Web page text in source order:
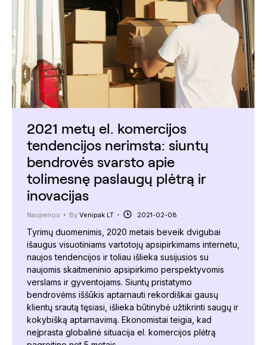
2021 metų el. komercijos
tendencijos nerimsta: siuntų
bendrovės svarsto apie
tolimesnę paslaugų plėtrą ir
inovacijas
Naujienos By Venipak LT 2021-02-08
Tyrimų duomenimis, 2020 metais beveik dvigubai
išaugus visuotiniams vartotojų apsipirkimams internetu,
naujos tendencijos ir toliau išlieka susijusios su
naujomis skaitmeninio apsipirkimo perspektyvomis
verslams ir gyventojams. Siuntų pristatymo
bendrovėms iššūkis aptarnauti rekordiškai gausų
klientų srautą tęsiasi, išlieka būtinybė užtikrinti saugų ir
kokybišką aptarnavimą. Ekonomistai teigia, kad
neįprasta globalinė situacija el. komercijos plėtrą